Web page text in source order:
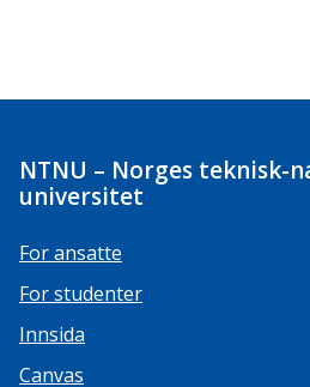
NTNU – Norges teknisk-
universitet
For ansatte
For studenter
Innsida
Canvas